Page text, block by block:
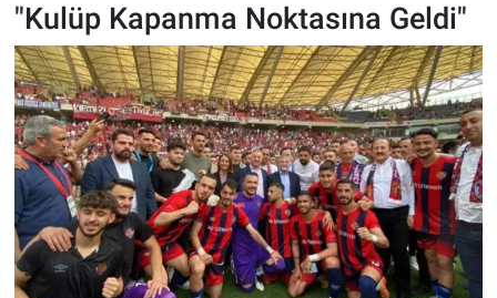
"Kulüp Kapanma Noktasına Geldi"